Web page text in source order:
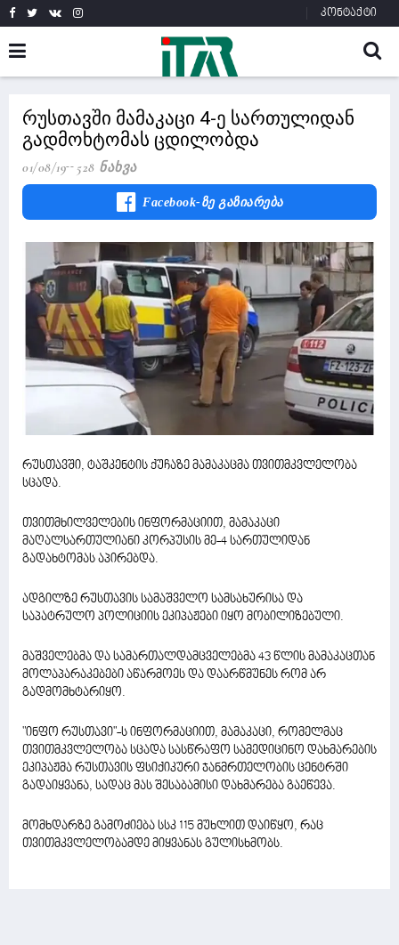
კონტაქტი
რუსთავში მამაკაცი 4-ე სართულიდან
გადმოხტომას ცდილობდა
01/08/19 528 Ნახვა
Facebook-Ზე Გაზიარება
რუსთავში, ტაშკენტის ქუჩაზე მამაკაცმა თვითმკვლელობა
სცადა.
თვითმხილველების ინფორმაციით, მამაკაცი
მაღალსართულიანი კორპუსის მე-4 სართულიდან
გადახტომას აპირებდა.
ადგილზე რუსთავის სამაშველო სამსახურისა და
საპატრულო პოლიციის ეკიპაჟები იყო მობილიზებული.
მაშველებმა და სამართალდამცველებმა 43 წლის მამაკაცთან
მოლაპარაკებები აწარმოეს და დაარწმუნეს რომ არ
გადმომხტარიყო.
"ინფო რუსთავი"-ს ინფორმაციით, მამაკაცი, რომელმაც
თვითმკვლელობა სცადა სასწრაფო სამედიცინო დახმარების
ეკიპაჟმა რუსთავის ფსიქიკური ჯანმრთელობის ცენტრში
გადაიყვანა, სადაც მას შესაბამისი დახმარება გაეწევა.
მომხდარზე გამოძიება სსკ 115 მუხლით დაიწყო, რაც
თვითმკვლელობამდე მიყვანას გულისხმობს.